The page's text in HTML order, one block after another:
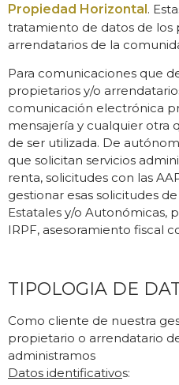
Propiedad Horizontal.
tratamiento de datos de los
arrendatarios de la
Para comunicaciones que
propietarios y/o
comunicación electrónica
mensajería y cualquier otra
de ser utilizada. De
que solicitan servicios
renta, solicitudes con las
gestionar esas solicitudes
Estatales y/o Autonómicas,
IRPF, asesoramiento fiscal
TIPOLOGIA DE
Como cliente de nuestra
propietario o arrendatario
administramos
Datos identificativos: